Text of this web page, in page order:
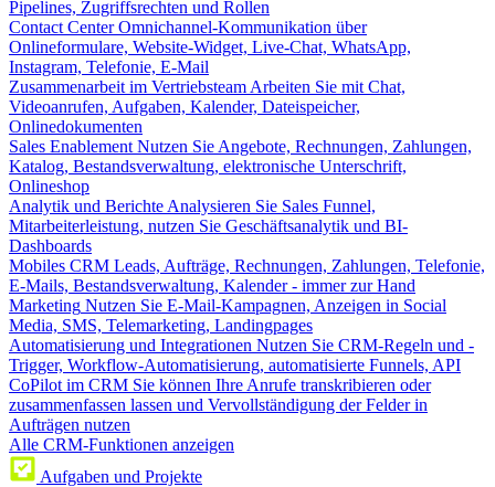
Pipelines, Zugriffsrechten und Rollen
Contact Center Omnichannel-Kommunikation über
Onlineformulare, Website-Widget, Live-Chat, WhatsApp,
Instagram, Telefonie, E-Mail
Zusammenarbeit im Vertriebsteam Arbeiten Sie mit Chat,
Videoanrufen, Aufgaben, Kalender, Dateispeicher,
Onlinedokumenten
Sales Enablement Nutzen Sie Angebote, Rechnungen, Zahlungen,
Katalog, Bestandsverwaltung, elektronische Unterschrift,
Onlineshop
Analytik und Berichte Analysieren Sie Sales Funnel,
Mitarbeiterleistung, nutzen Sie Geschäftsanalytik und BI-
Dashboards
Mobiles CRM Leads, Aufträge, Rechnungen, Zahlungen, Telefonie,
E-Mails, Bestandsverwaltung, Kalender - immer zur Hand
Marketing Nutzen Sie E-Mail-Kampagnen, Anzeigen in Social
Media, SMS, Telemarketing, Landingpages
Automatisierung und Integrationen Nutzen Sie CRM-Regeln und -
Trigger, Workflow-Automatisierung, automatisierte Funnels, API
CoPilot im CRM Sie können Ihre Anrufe transkribieren oder
zusammenfassen lassen und Vervollständigung der Felder in
Aufträgen nutzen
Alle CRM-Funktionen anzeigen
Aufgaben und Projekte